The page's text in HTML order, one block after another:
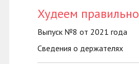
Худеем правильно
Выпуск №8 от 2021 года
Сведения о держателях